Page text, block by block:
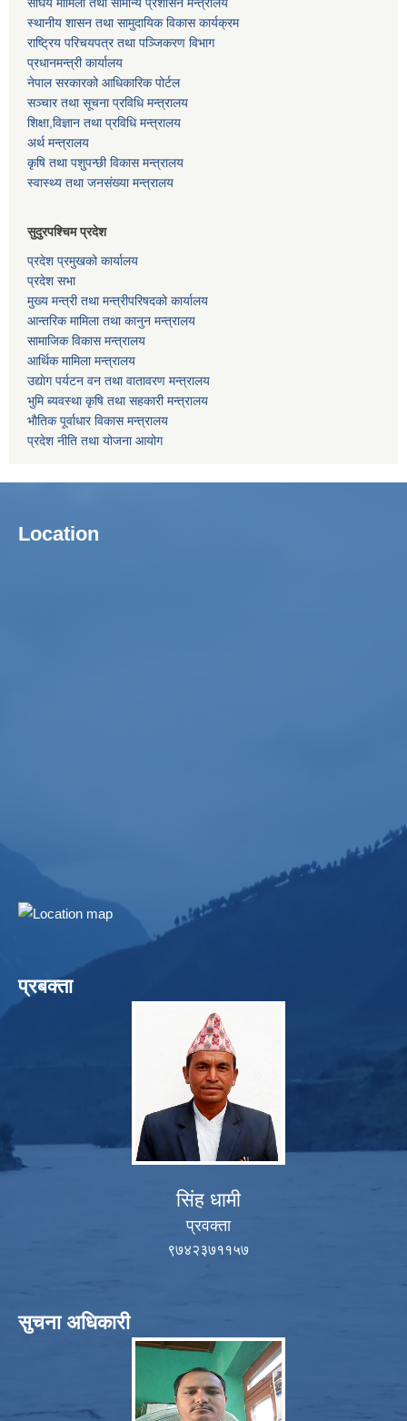
संघिय मामिला तथा सामान्य प्रशासन मन्त्रालय
स्थानीय शासन तथा सामुदायिक विकास कार्यक्रम
राष्ट्रिय परिचयपत्र तथा पञ्जिकरण विभाग
प्रधानमन्त्री कार्यालय
नेपाल सरकारको आधिकारिक पोर्टल
सञ्‍चार तथा सूचना प्रविधि मन्त्रालय
शिक्षा,विज्ञान तथा प्रविधि मन्त्रालय
अर्थ मन्त्रालय
कृषि तथा पशुपन्छी विकास मन्त्रालय
स्वास्थ्य तथा जनसंख्या मन्त्रालय
सुदुरपश्चिम प्रदेश
प्रदेश प्रमुखको कार्यालय
प्रदेश सभा
मुख्य मन्त्री तथा मन्त्रीपरिषदको कार्यालय
आन्तरिक मामिला तथा कानुन मन्त्रालय
सामाजिक विकास मन्त्रालय
आर्थिक मामिला मन्त्रालय
उद्याेग पर्यटन वन तथा वातावरण मन्त्रालय
भुमि ब्यवस्था कृषि तथा सहकारी मन्त्रालय
भाैतिक पूर्वाधार विकास मन्त्रालय
प्रदेश नीति तथा योजना आयोग
Location
प्रबक्ता
सिंह धामी
प्रवक्ता
९७४२३७११५७
सुचना अधिकारी